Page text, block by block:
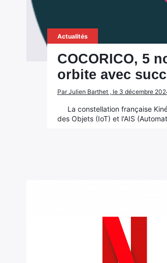
Actualités
COCORICO, 5
orbite avec
Par Julien Barthet , le 3 décembre
La constellation française
des Objets (IoT) et l'AIS